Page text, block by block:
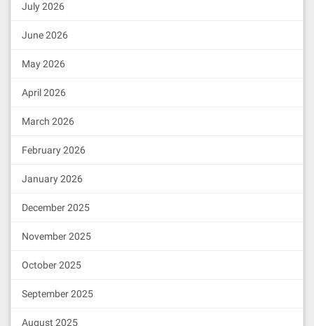
July 2026
June 2026
May 2026
April 2026
March 2026
February 2026
January 2026
December 2025
November 2025
October 2025
September 2025
August 2025